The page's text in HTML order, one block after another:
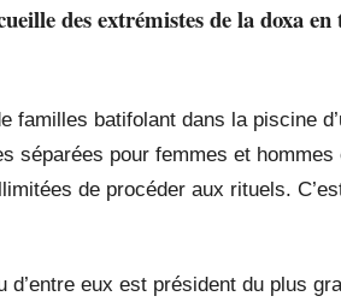
des extrémistes de la doxa
familles batifolant dans la piscine
séparées pour femmes et hommes
de procéder aux rituels.
eux est président du plus